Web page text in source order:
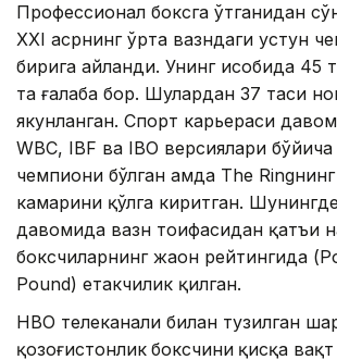
Профессионал боксга ўтганидан
XXI асрнинг ўрта вазндаги устун
бирига айланди. Унинг ҳисобида 45
та ғалаба бор. Шулардан 37 таси
якунланган. Спорт карьераси
WBC, IBF ва IBO версиялари бўйича
чемпиони бўлган ҳамда The
камарини қўлга киритган.
давомида вазн тоифасидан қатъи
боксчиларнинг жаҳон рейтингида
Pound) етакчилик қилган.
HBO телеканали билан тузилган
қозоғистонлик боксчини қисқа